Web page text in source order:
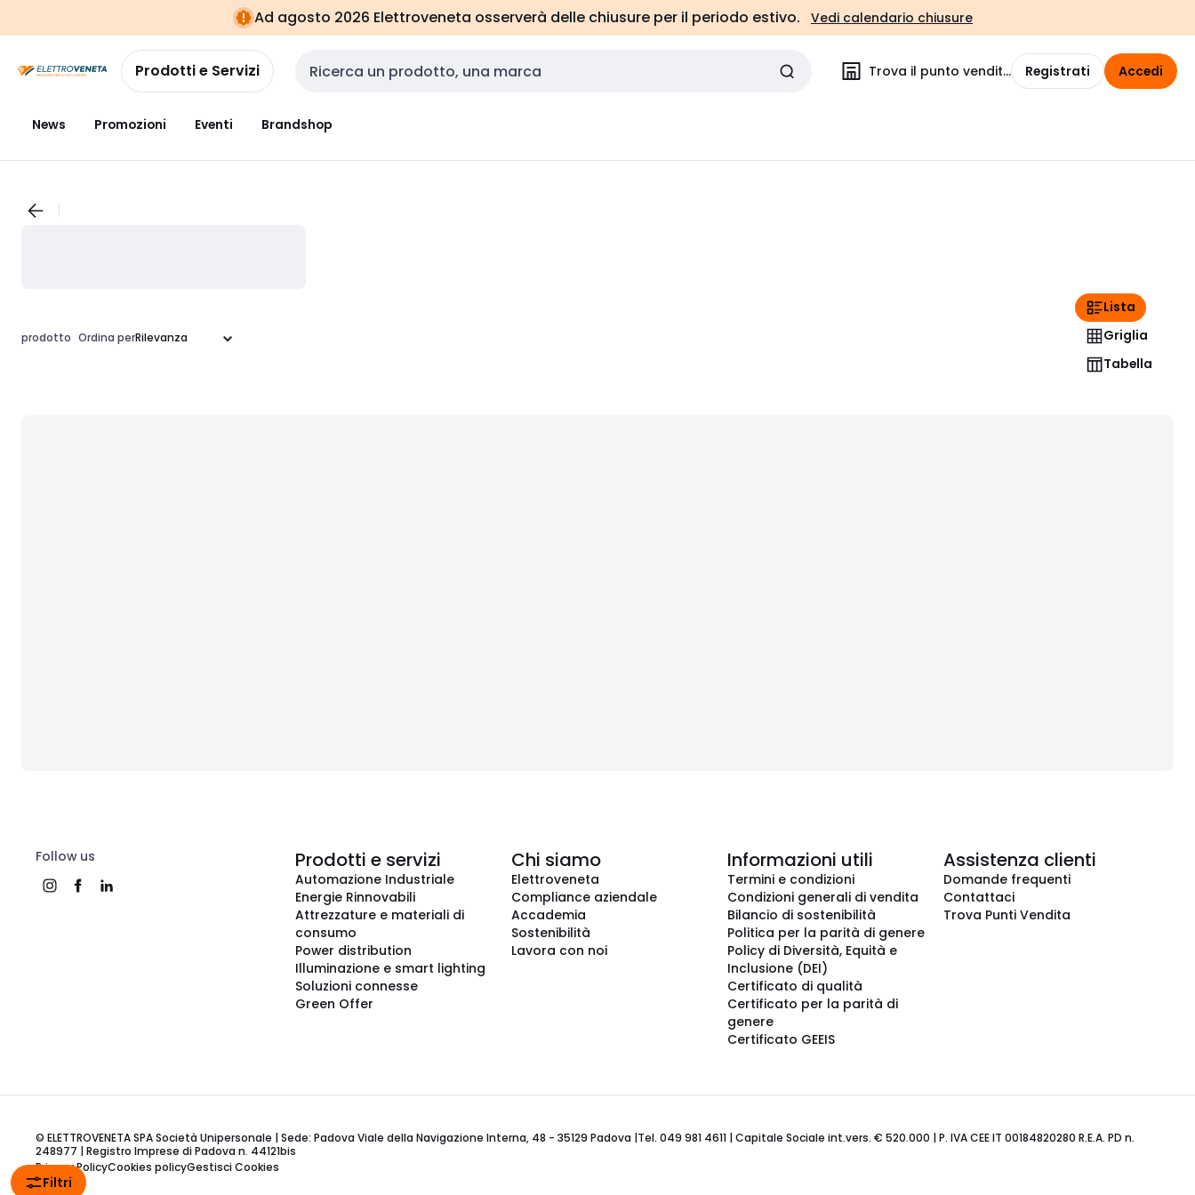
navigazionealla
pagina
Ad agosto 2026 Elettroveneta osserverà delle chiusure per il periodo estivo. Vedi calendario chiusure
Prodotti e Servizi Cerca input Trova il punto vendita Registrati Accedi
News Promozioni Eventi Brandshop
Filtri
prodotto Ordina per
Lista
Griglia
Tabella
Follow us Prodotti e servizi
Automazione Industriale
Energie Rinnovabili
Attrezzature e materiali di
consumo
Power distribution
Illuminazione e smart lighting
Soluzioni connesse
Green Offer
Chi siamo
Elettroveneta
Compliance aziendale
Accademia
Sostenibilità
Lavora con noi
Informazioni utili
Termini e condizioni
Condizioni generali di vendita
Bilancio di sostenibilità
Politica per la parità di genere
Policy di Diversità, Equità e
Inclusione (DEI)
Certificato di qualità
Certificato per la parità di
genere
Certificato GEEIS
Assistenza clienti
Domande frequenti
Contattaci
Trova Punti Vendita
© ELETTROVENETA SPA Società Unipersonale | Sede: Padova Viale della Navigazione Interna, 48 - 35129 Padova |Tel. 049 981 4611 | Capitale Sociale int.vers. € 520.000 | P. IVA CEE IT 00184820280 R.E.A. PD n.
248977 | Registro Imprese di Padova n. 44121bis
Privacy PolicyCookies policyGestisci Cookies